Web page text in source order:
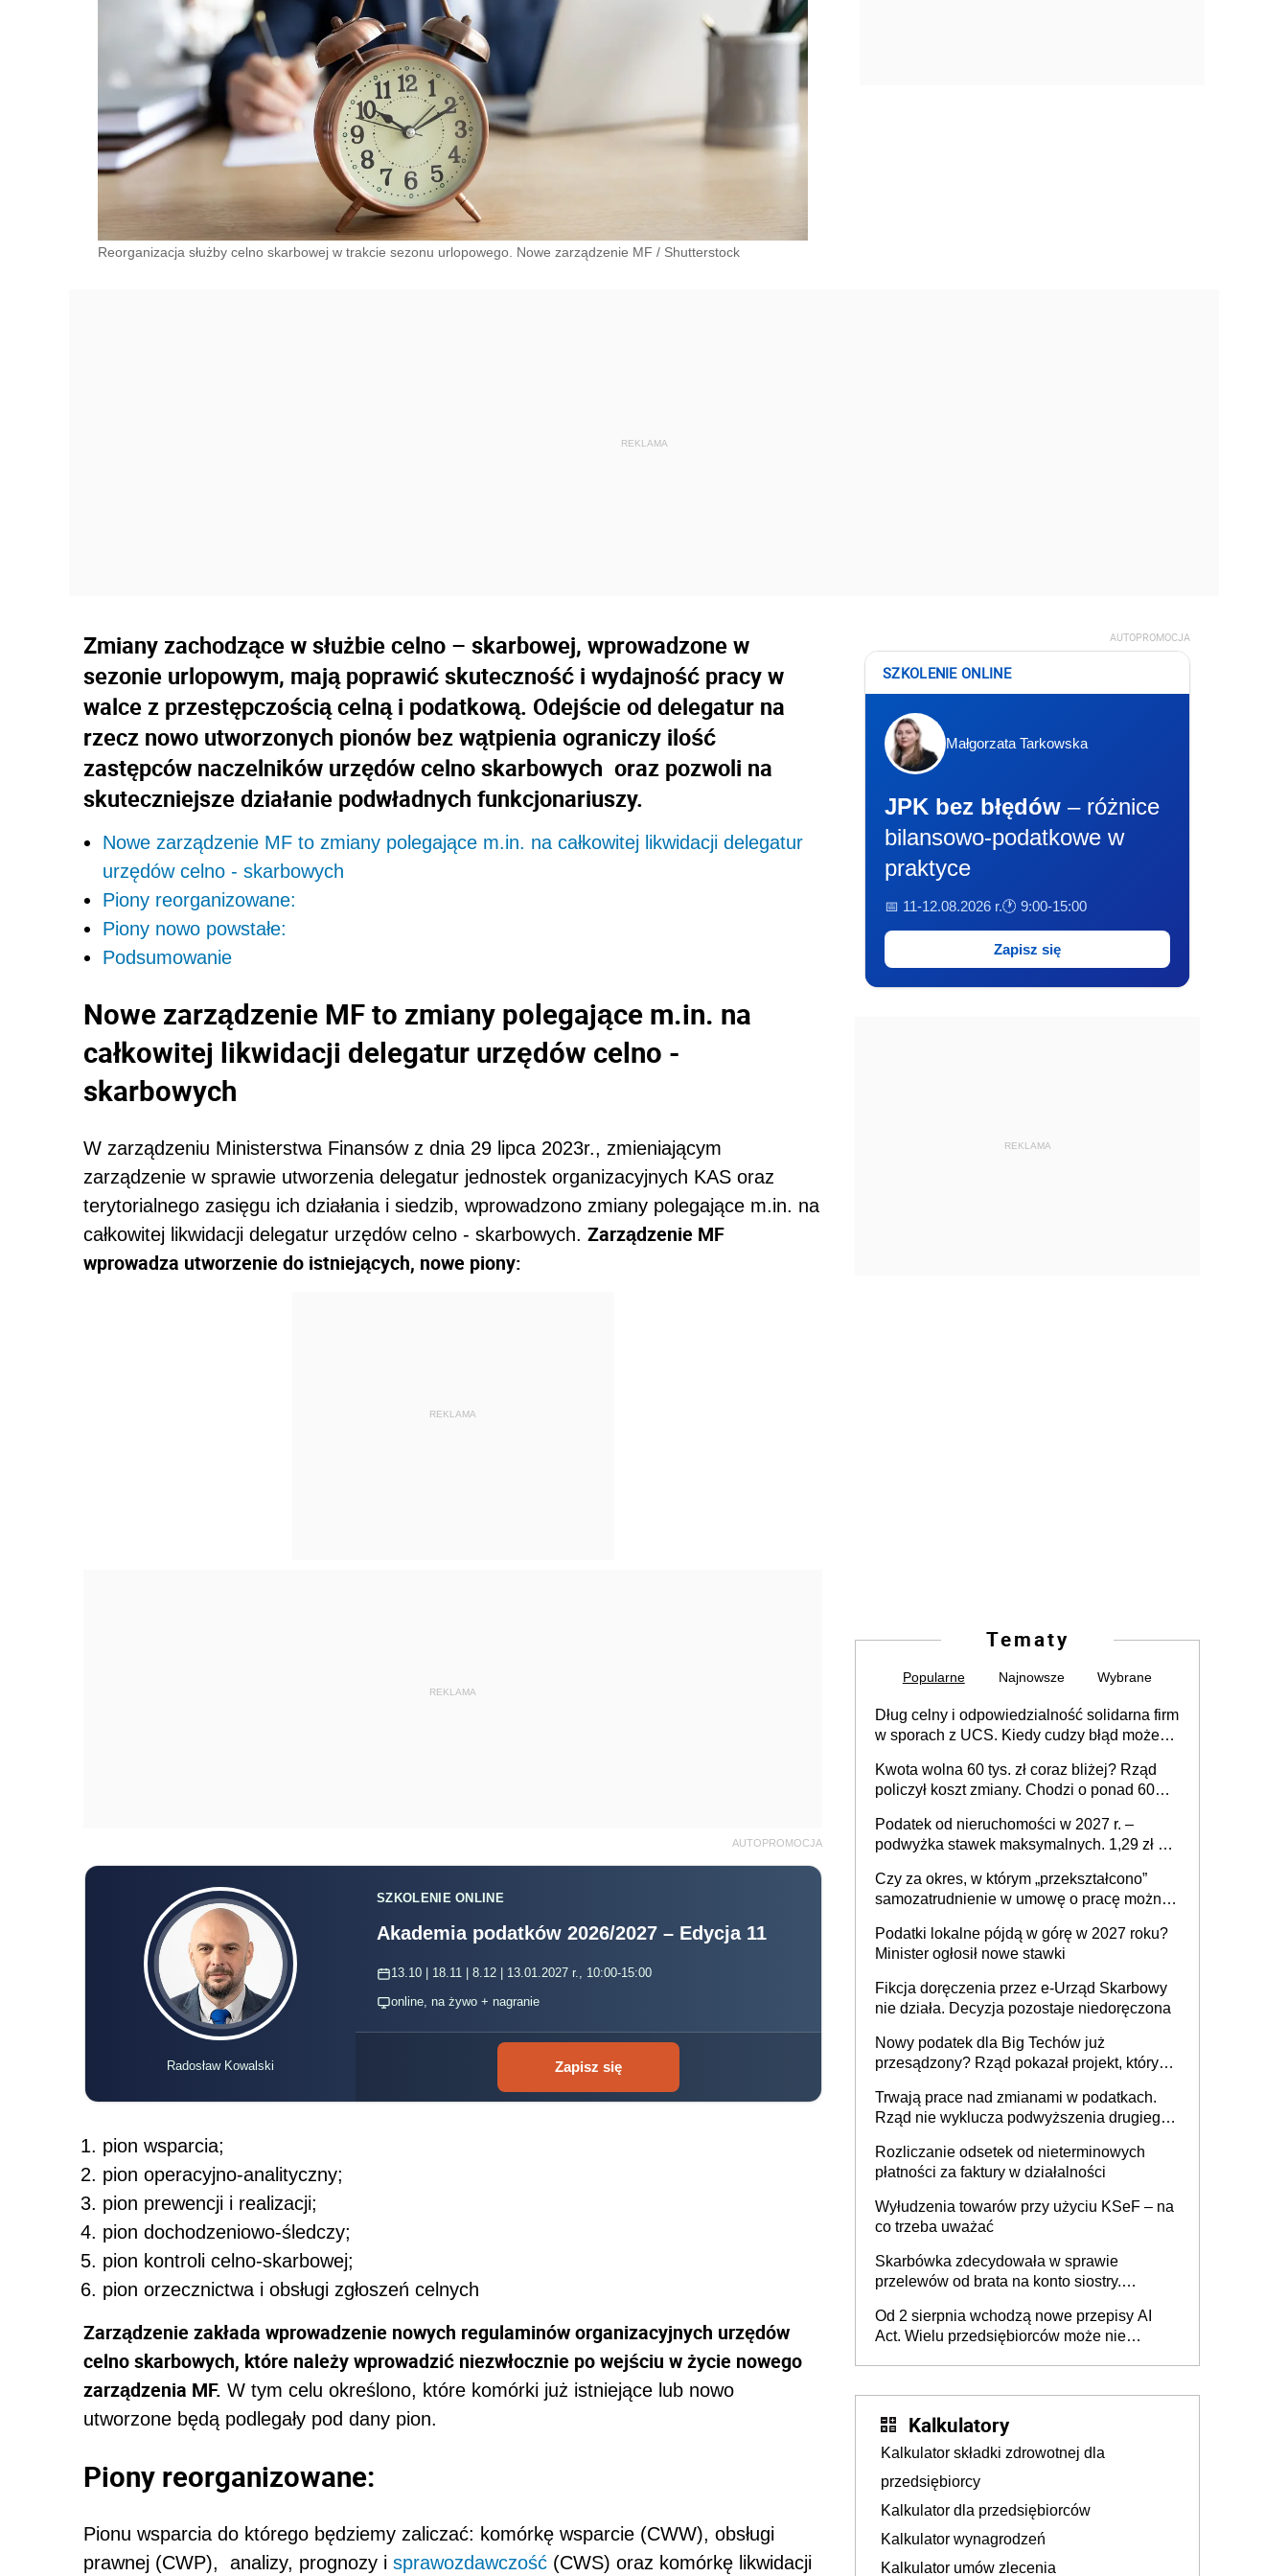
Reorganizacja służby celno skarbowej w trakcie sezonu urlopowego. Nowe zarządzenie MF / Shutterstock
Zmiany zachodzące w służbie celno – skarbowej, wprowadzone w
sezonie urlopowym, mają poprawić skuteczność i wydajność pracy w
walce z przestępczością celną i podatkową. Odejście od delegatur na
rzecz nowo utworzonych pionów bez wątpienia ograniczy ilość
zastępców naczelników urzędów celno skarbowych oraz pozwoli na
skuteczniejsze działanie podwładnych funkcjonariuszy.
Nowe zarządzenie MF to zmiany polegające m.in. na całkowitej likwidacji delegatur
urzędów celno - skarbowych
Piony reorganizowane:
Piony nowo powstałe:
Podsumowanie
Nowe zarządzenie MF to zmiany polegające m.in. na
całkowitej likwidacji delegatur urzędów celno -
skarbowych
W zarządzeniu Ministerstwa Finansów z dnia 29 lipca 2023r., zmieniającym
zarządzenie w sprawie utworzenia delegatur jednostek organizacyjnych KAS oraz
terytorialnego zasięgu ich działania i siedzib, wprowadzono zmiany polegające m.in. na
całkowitej likwidacji delegatur urzędów celno - skarbowych. Zarządzenie MF
wprowadza utworzenie do istniejących, nowe piony:
REKLAMA
REKLAMA
AUTOPROMOCJA
Radosław Kowalski
SZKOLENIE ONLINE
Akademia podatków 2026/2027 – Edycja 11
13.10 | 18.11 | 8.12 | 13.01.2027 r., 10:00-15:00
online, na żywo + nagranie
Zapisz się
pion wsparcia;
pion operacyjno-analityczny;
pion prewencji i realizacji;
pion dochodzeniowo-śledczy;
pion kontroli celno-skarbowej;
pion orzecznictwa i obsługi zgłoszeń celnych
Zarządzenie zakłada wprowadzenie nowych regulaminów organizacyjnych urzędów
celno skarbowych, które należy wprowadzić niezwłocznie po wejściu w życie nowego
zarządzenia MF. W tym celu określono, które komórki już istniejące lub nowo
utworzone będą podlegały pod dany pion.
Piony reorganizowane:
Pionu wsparcia do którego będziemy zaliczać: komórkę wsparcie (CWW), obsługi
prawnej (CWP), analizy, prognozy i sprawozdawczość (CWS) oraz komórkę likwidacji
AUTOPROMOCJA
SZKOLENIE ONLINE
Małgorzata Tarkowska
JPK bez błędów – różnice
bilansowo-podatkowe w
praktyce
📅 11-12.08.2026 r.🕐 9:00-15:00
Zapisz się
REKLAMA
Tematy
Popularne Najnowsze Wybrane
Dług celny i odpowiedzialność solidarna firm
w sporach z UCS. Kiedy cudzy błąd może
Kwota wolna 60 tys. zł coraz bliżej? Rząd
policzył koszt zmiany. Chodzi o ponad 60
Podatek od nieruchomości w 2027 r. –
podwyżka stawek maksymalnych. 1,29 zł za
budynków i lokali związanych z
prowadzeniem działalności gospodarczej
Czy za okres, w którym „przekształcono”
samozatrudnienie w umowę o pracę można
umowy cywilnoprawnej jedynym
racjonalnym wyjściem
Podatki lokalne pójdą w górę w 2027 roku?
Minister ogłosił nowe stawki
Fikcja doręczenia przez e-Urząd Skarbowy
nie działa. Decyzja pozostaje niedoręczona
Nowy podatek dla Big Techów już
przesądzony? Rząd pokazał projekt, który
Trwają prace nad zmianami w podatkach.
Rząd nie wyklucza podwyższenia drugiego
Rozliczanie odsetek od nieterminowych
płatności za faktury w działalności
Wyłudzenia towarów przy użyciu KSeF – na
co trzeba uważać
Skarbówka zdecydowała w sprawie
przelewów od brata na konto siostry.
darowizna, ale podatku jednak nie będzie
Od 2 sierpnia wchodzą nowe przepisy AI
Act. Wielu przedsiębiorców może nie
Kalkulatory
Kalkulator składki zdrowotnej dla
przedsiębiorcy
Kalkulator dla przedsiębiorców
Kalkulator wynagrodzeń
Kalkulator umów zlecenia